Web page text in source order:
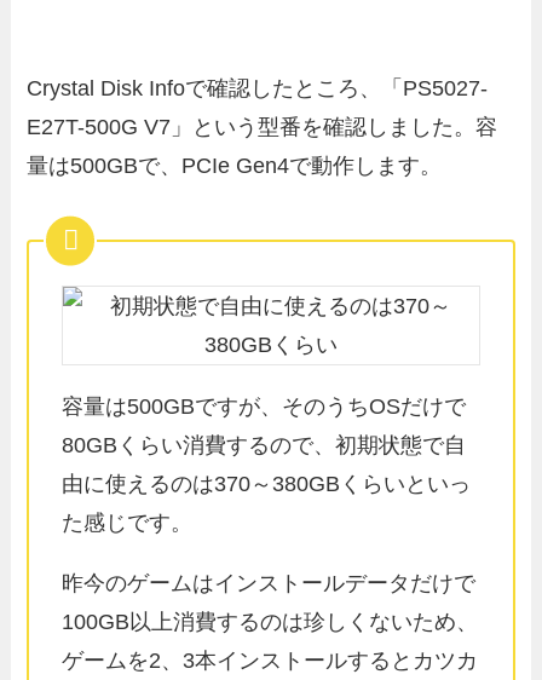
Crystal Disk Infoで確認したところ、「PS5027-
E27T-500G V7」という型番を確認しました。容
量は500GBで、PCIe Gen4で動作します。
容量は500GBですが、そのうちOSだけで
80GBくらい消費するので、初期状態で自
由に使えるのは370～380GBくらいといっ
た感じです。
昨今のゲームはインストールデータだけで
100GB以上消費するのは珍しくないため、
ゲームを2、3本インストールするとカツカ